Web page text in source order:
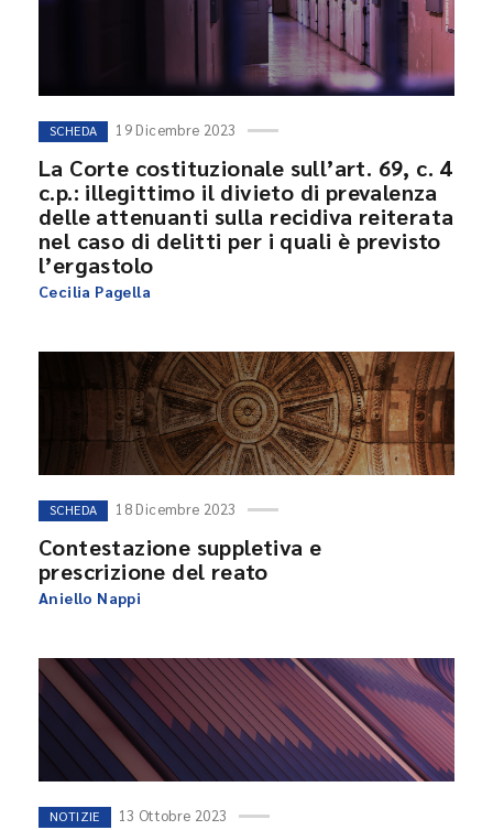
SCHEDA 19 Dicembre 2023
La Corte costituzionale sull’art. 69, c. 4
c.p.: illegittimo il divieto di prevalenza
delle attenuanti sulla recidiva reiterata
nel caso di delitti per i quali è previsto
l’ergastolo
Cecilia Pagella
SCHEDA 18 Dicembre 2023
Contestazione suppletiva e
prescrizione del reato
Aniello Nappi
NOTIZIE 13 Ottobre 2023